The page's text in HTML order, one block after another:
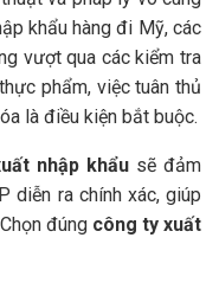
khẩu hàng đi Mỹ, các
vượt qua các kiểm tra
phẩm, việc tuân thủ
là điều kiện bắt buộc.
nhập khẩusẽ đảm
diễn ra chính xác, giúp
đúng công ty xuất